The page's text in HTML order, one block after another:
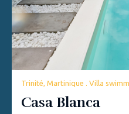
Trinité, Martinique . Villa
Casa Blanca